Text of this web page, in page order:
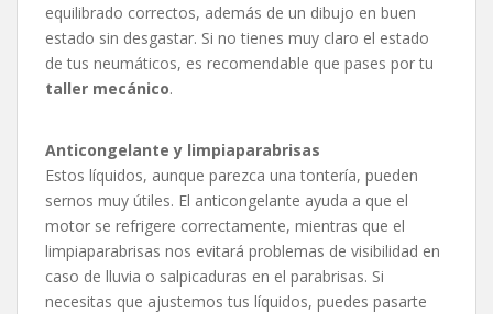
equilibrado correctos, además de un dibujo en buen
estado sin desgastar. Si no tienes muy claro el estado
de tus neumáticos, es recomendable que pases por tu
taller mecánico.
Anticongelante y limpiaparabrisas
Estos líquidos, aunque parezca una tontería, pueden
sernos muy útiles. El anticongelante ayuda a que el
motor se refrigere correctamente, mientras que el
limpiaparabrisas nos evitará problemas de visibilidad en
caso de lluvia o salpicaduras en el parabrisas. Si
necesitas que ajustemos tus líquidos, puedes pasarte